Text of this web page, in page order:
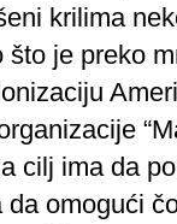
krilima
što je preko
cilj ima da
omogući